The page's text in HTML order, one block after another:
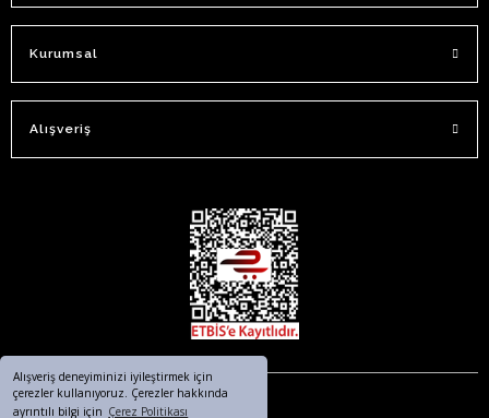
Alışveriş deneyiminizi iyileştirmek için
çerezler kullanıyoruz. Çerezler hakkında
ayrıntılı bilgi için Çerez Politikası
Kurumsal
Alışveriş